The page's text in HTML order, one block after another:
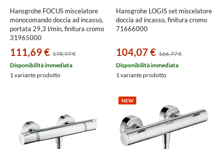
Hansgrohe FOCUS miscelatore
monocomando doccia ad incasso,
portata 29,3 l/min, finitura cromo
31965000
111,69 € 178,97 €
Disponibilità immediata
1 variante prodotto
Hansgrohe LOGIS set miscelatore
doccia ad incasso, finitura cromo
71666000
104,07 € 166,77 €
Disponibilità immediata
1 variante prodotto
NEW